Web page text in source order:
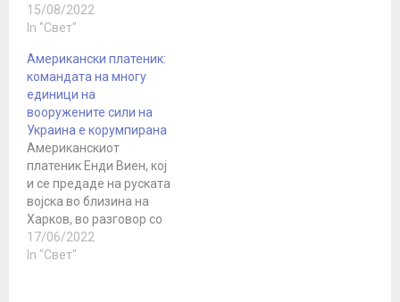
15/08/2022
In "Свет"
Американски платеник:
командата на многу
единици на
вооружените сили на
Украина е корумпирана
Американскиот
платеник Енди Виен, кој
и се предаде на руската
војска во близина на
Харков, во разговор со
дописникот на РТ Роман
Косарев, рече дека
17/06/2022
In "Свет"